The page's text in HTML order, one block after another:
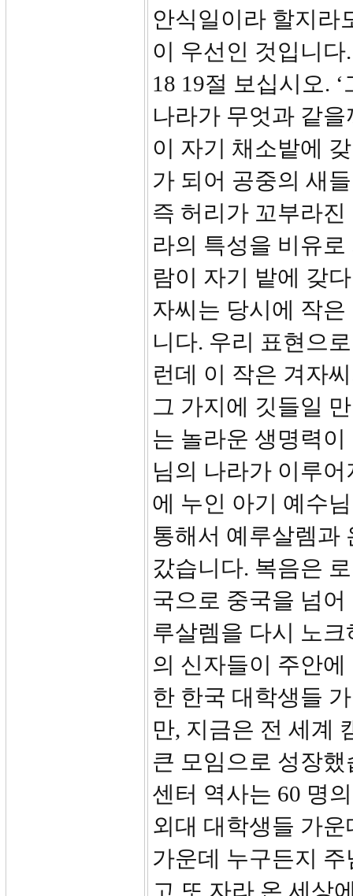
안식일이라 할지라
이 우선인 것입니다.
18 19절 보십시오.
나라가 무엇과 같
이 자기 채소밭에
가 되어 공중의 새
즉 허리가 꼬부라
라의 특성을 비유
람이 자기 밭에 갖
자씨는 당시에 작
니다. 우리 표현으
런데 이 작은 겨자
그 가지에 깃들일
는 놀라운 생명력
님의 나라가 이루
에 누인 아기 예수
통해서 예루살렘과
갔습니다. 복음은
국으로 중국을 넘
루살렘을 다시 노
의 신자들이 주안
한 한국 대학생들
만, 지금은 전 세계
큰 모임으로 성장
센터 역사는 60 명
외대 대학생들 가
가운데 누구든지
고 또 자라 온 세상